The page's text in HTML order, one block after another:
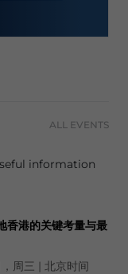
ALL EVENTS
information
香港的关键考量与最
周三 | 北京时间